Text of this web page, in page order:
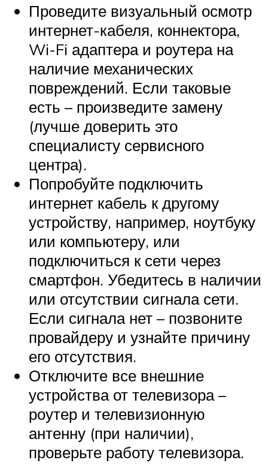
Проведите визуальный осмотр
интернет-кабеля, коннектора,
Wi-Fi адаптера и роутера на
наличие механических
повреждений. Если таковые
есть – произведите замену
(лучше доверить это
специалисту сервисного
центра).
Попробуйте подключить
интернет кабель к другому
устройству, например, ноутбуку
или компьютеру, или
подключиться к сети через
смартфон. Убедитесь в наличии
или отсутствии сигнала сети.
Если сигнала нет – позвоните
провайдеру и узнайте причину
его отсутствия.
Отключите все внешние
устройства от телевизора –
роутер и телевизионную
антенну (при наличии),
проверьте работу телевизора.